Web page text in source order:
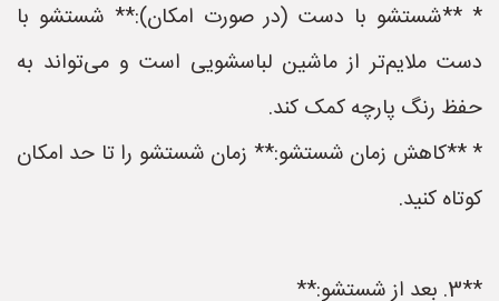
* **شستشو با دست (در صورت امکان):** شستشو با
دست ملایم‌تر از ماشین لباسشویی است و می‌تواند به
حفظ رنگ پارچه کمک کند.
* **کاهش زمان شستشو:** زمان شستشو را تا حد امکان
کوتاه کنید.
**3. بعد از شستشو:**